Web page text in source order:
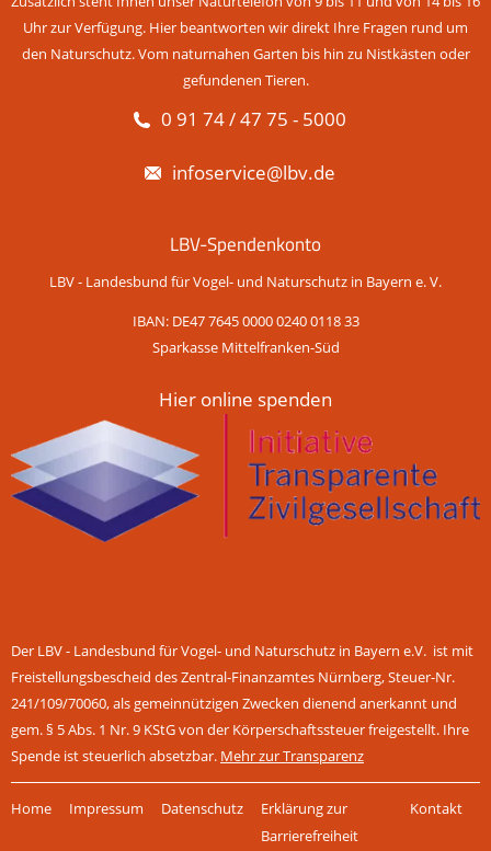
Uhr zur Verfügung. Hier beantworten wir direkt Ihre Fragen rund um
den Naturschutz. Vom naturnahen Garten bis hin zu Nistkästen oder
gefundenen Tieren.
0 91 74 / 47 75 - 5000
infoservice@lbv.de
LBV-Spendenkonto
LBV - Landesbund für Vogel- und Naturschutz in Bayern e. V.
IBAN: DE47 7645 0000 0240 0118 33
Sparkasse Mittelfranken-Süd
Hier online spenden
Der LBV - Landesbund für Vogel- und Naturschutz in Bayern e.V. ist mit
Freistellungsbescheid des Zentral-Finanzamtes Nürnberg, Steuer-Nr.
241/109/70060, als gemeinnützigen Zwecken dienend anerkannt und
gem. § 5 Abs. 1 Nr. 9 KStG von der Körperschaftssteuer freigestellt. Ihre
Spende ist steuerlich absetzbar. Mehr zur Transparenz
überspringen
Home Impressum Datenschutz
Erklärung zur
Barrierefreiheit
Kontakt